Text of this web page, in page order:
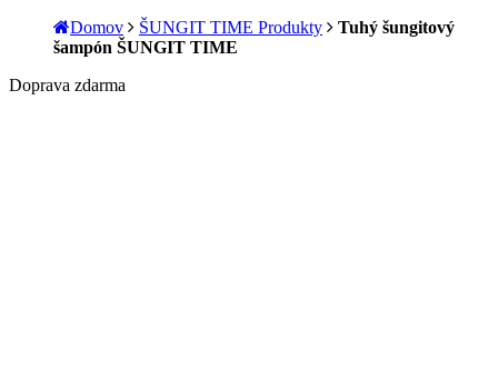
Domov
ŠUNGIT TIME Produkty
Tuhý šungitový
šampón ŠUNGIT TIME
Doprava zdarma